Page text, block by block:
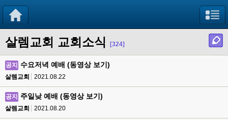
살렘교회 교회소식 [324]
공지 수요저녁 예배 (동영상 보기)
살렘교회 2021.08.22
공지 주일낮 예배 (동영상 보기)
살렘교회 2021.08.20